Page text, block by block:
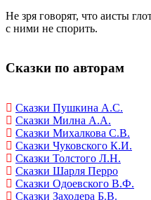
Не зря говорят, что аисты
с ними не спорить.
Сказки по авторам
Сказки Пушкина А.С.
Сказки Милна А.А.
Сказки Михалкова С.В.
Сказки Чуковского К.И.
Сказки Толстого Л.Н.
Сказки Шарля Перро
Сказки Одоевского В.Ф.
Сказки Заходера Б.В.